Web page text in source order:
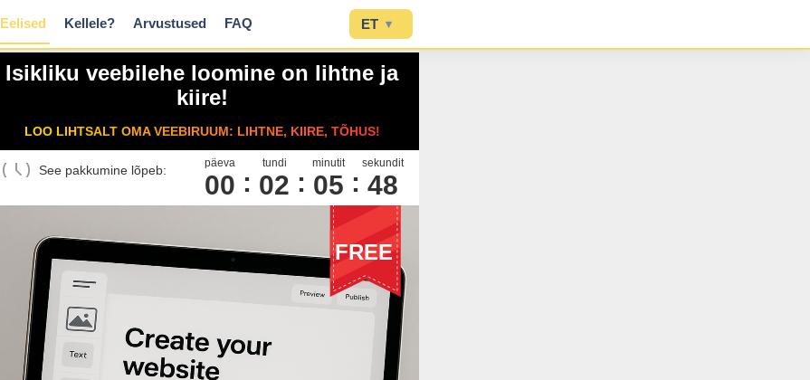
Eelised Kellele? Arvustused FAQ ET ▾
Isikliku veebilehe loomine on lihtne ja
kiire!
LOO LIHTSALT OMA VEEBIRUUM: LIHTNE, KIIRE, TÕHUS!
See pakkumine lõpeb: päeva
00
tundi
02
minutit
05
sekundit
48
FREE